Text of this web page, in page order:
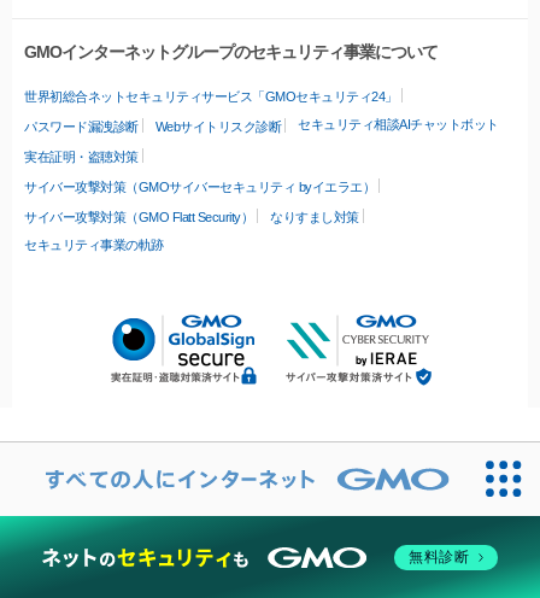
GMOインターネットグループのセキュリティ事業について
世界初総合ネットセキュリティサービス「GMOセキュリティ24」
パスワード漏洩診断 Webサイトリスク診断 セキュリティ相談AIチャットボット
実在証明・盗聴対策
サイバー攻撃対策（GMOサイバーセキュリティ byイエラエ）
サイバー攻撃対策（GMO Flatt Security）
なりすまし対策
セキュリティ事業の軌跡
無料診断